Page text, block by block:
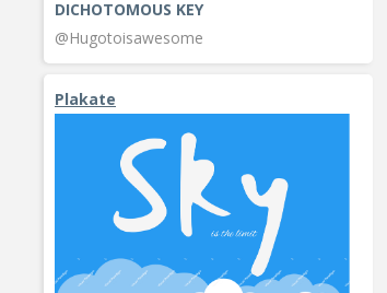
DICHOTOMOUS KEY
@Hugotoisawesome
Plakate